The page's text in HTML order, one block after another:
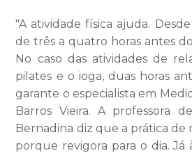
"A atividade física ajuda.
de três a quatro horas antes
No caso das atividades de
pilates e o ioga, duas horas
garante o especialista em
Barros Vieira. A professora
Bernadina diz que a prática de
porque revigora para o dia. Já